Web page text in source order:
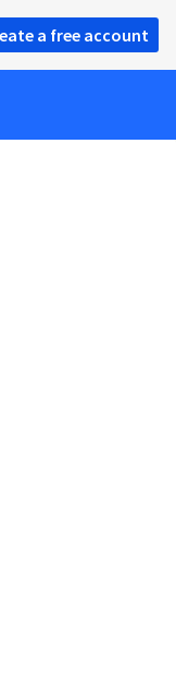
a free account